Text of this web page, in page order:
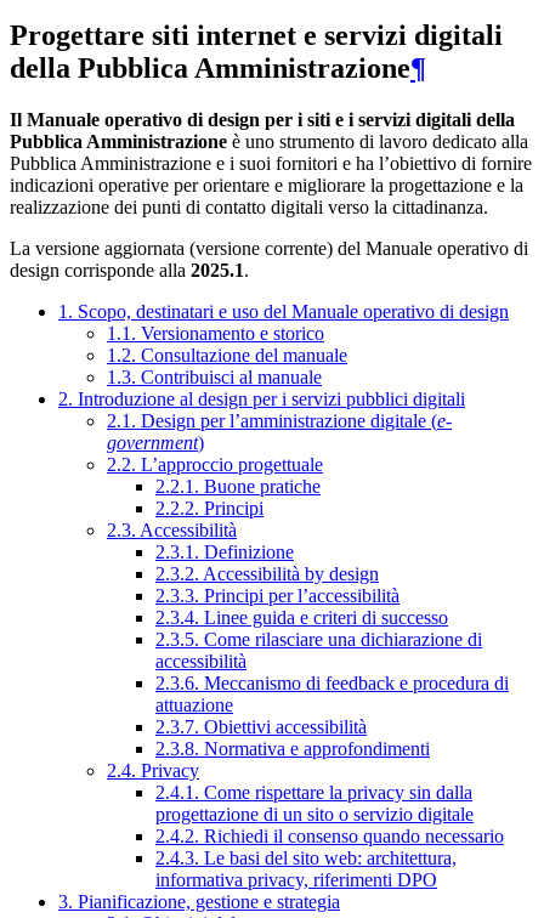
Progettare siti internet e servizi digitali
della Pubblica Amministrazione¶
Il Manuale operativo di design per i siti e i servizi digitali della
Pubblica Amministrazione è uno strumento di lavoro dedicato alla
Pubblica Amministrazione e i suoi fornitori e ha l’obiettivo di fornire
indicazioni operative per orientare e migliorare la progettazione e la
realizzazione dei punti di contatto digitali verso la cittadinanza.
La versione aggiornata (versione corrente) del Manuale operativo di
design corrisponde alla 2025.1.
1. Scopo, destinatari e uso del Manuale operativo di design
1.1. Versionamento e storico
1.2. Consultazione del manuale
1.3. Contribuisci al manuale
2. Introduzione al design per i servizi pubblici digitali
2.1. Design per l’amministrazione digitale (e-
government)
2.2. L’approccio progettuale
2.2.1. Buone pratiche
2.2.2. Principi
2.3. Accessibilità
2.3.1. Definizione
2.3.2. Accessibilità by design
2.3.3. Principi per l’accessibilità
2.3.4. Linee guida e criteri di successo
2.3.5. Come rilasciare una dichiarazione di
accessibilità
2.3.6. Meccanismo di feedback e procedura di
attuazione
2.3.7. Obiettivi accessibilità
2.3.8. Normativa e approfondimenti
2.4. Privacy
2.4.1. Come rispettare la privacy sin dalla
progettazione di un sito o servizio digitale
2.4.2. Richiedi il consenso quando necessario
2.4.3. Le basi del sito web: architettura,
informativa privacy, riferimenti DPO
3. Pianificazione, gestione e strategia